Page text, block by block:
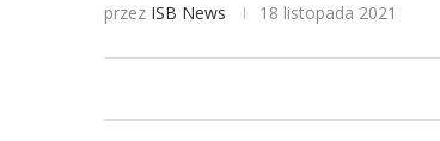
przez ISB News 18 listopada 2021